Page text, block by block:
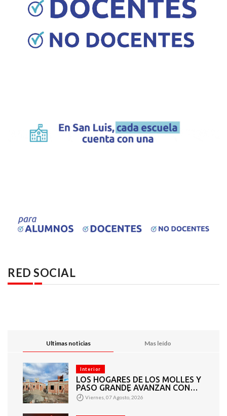
RED SOCIAL
Ultimas noticias Mas leído
Interior
LOS HOGARES DE LOS MOLLES Y
PASO GRANDE AVANZAN CON
MAMPOSTERÍA E
INSTALACIONES
Viernes, 07 Agosto, 2026